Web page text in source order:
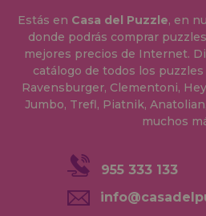
Estás en Casa del Puzzle, en
donde podrás comprar
mejores precios de Internet.
catálogo de todos los puzzles
Ravensburger, Clementoni,
Jumbo, Trefl, Piatnik,
muchos
955 333 133